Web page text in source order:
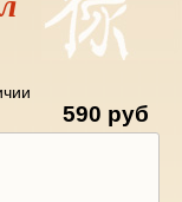
590 руб